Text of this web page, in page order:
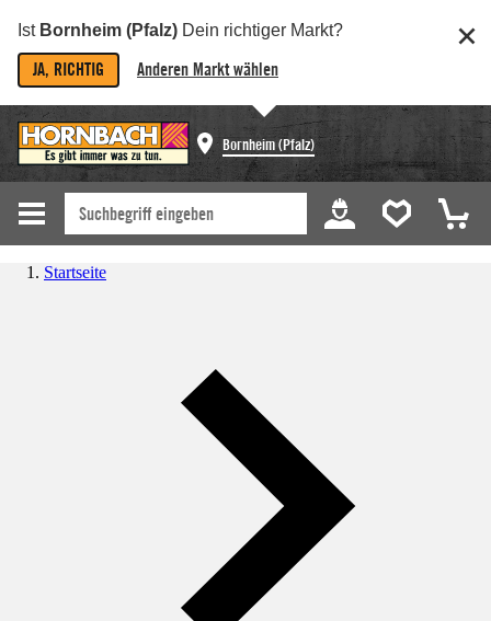
Ist Bornheim (Pfalz) Dein richtiger Markt?
JA, RICHTIG Anderen Markt wählen
Bornheim (Pfalz)
Startseite